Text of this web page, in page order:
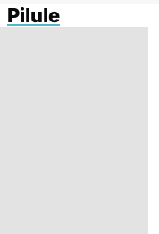
Pilule